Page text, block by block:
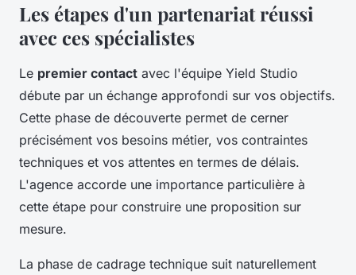
Les étapes d'un partenariat réussi
avec ces spécialistes
Le premier contact avec l'équipe Yield Studio
débute par un échange approfondi sur vos objectifs.
Cette phase de découverte permet de cerner
précisément vos besoins métier, vos contraintes
techniques et vos attentes en termes de délais.
L'agence accorde une importance particulière à
cette étape pour construire une proposition sur
mesure.
La phase de cadrage technique suit naturellement